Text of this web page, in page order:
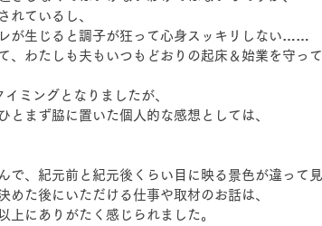
れているし、
が生じると調子が狂って心身スッキリしない……
、わたしも夫もいつもどおりの起床＆始業を守って
ミングとなりましたが、
とまず脇に置いた個人的な感想としては、
で、紀元前と紀元後くらい目に映る景色が違って見
めた後にいただける仕事や取材のお話は、
上にありがたく感じられました。